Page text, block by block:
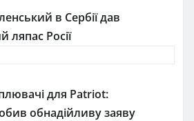
в Сербії дав
Росії
для Patriot:
обнадійливу заяву